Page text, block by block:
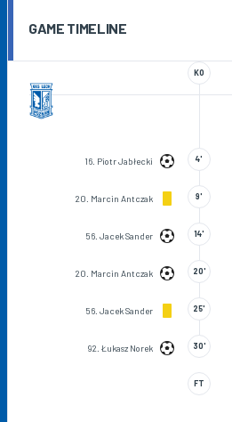
GAME TIMELINE
KO
16. Piotr Jabłecki 4'
20. Marcin Antczak 9'
56. Jacek Sander 14'
20. Marcin Antczak 20'
56. Jacek Sander 25'
92. Łukasz Norek 30'
FT